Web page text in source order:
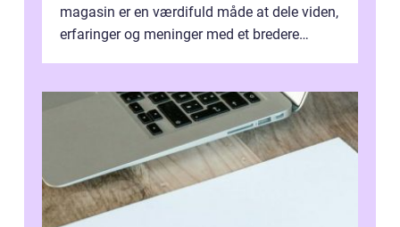
magasin er en værdifuld måde at dele viden,
erfaringer og meninger med et bredere